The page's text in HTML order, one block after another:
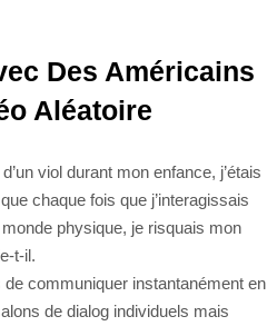
Des Américains
Aléatoire
viol durant mon enfance, j’étais
chaque fois que j’interagissais
physique, je risquais mon
t-il.
communiquer instantanément en
de dialog individuels mais